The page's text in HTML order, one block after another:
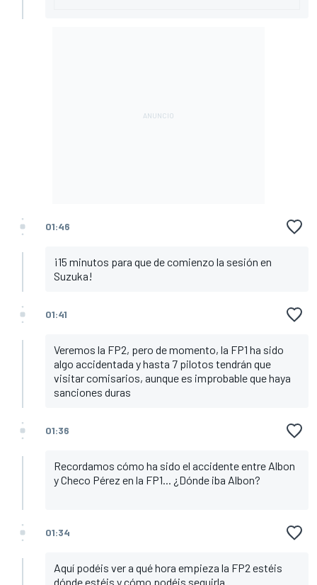
01:46
¡15 minutos para que de comienzo la sesión en
Suzuka!
01:41
Veremos la FP2, pero de momento, la FP1 ha sido
algo accidentada y hasta 7 pilotos tendrán que
visitar comisarios, aunque es improbable que haya
sanciones duras
01:36
Recordamos cómo ha sido el accidente entre Albon
y Checo Pérez en la FP1... ¿Dónde iba Albon?
01:34
Aquí podéis ver a qué hora empieza la FP2 estéis
dónde estéis y cómo podéis seguirla